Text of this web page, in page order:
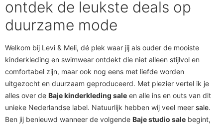
ontdek de leukste deals op
duurzame mode
Welkom bij Levi & Meli, dé plek waar jij als ouder de mooiste
kinderkleding en swimwear ontdekt die niet alleen stijlvol en
comfortabel zijn, maar ook nog eens met liefde worden
uitgezocht en duurzaam geproduceerd. Met plezier vertel ik je
alles over de Baje kinderkleding sale en alle ins en outs van dit
unieke Nederlandse label. Natuurlijk hebben wij veel meer sale.
Ben jij benieuwd wanneer de volgende Baje studio sale begint,